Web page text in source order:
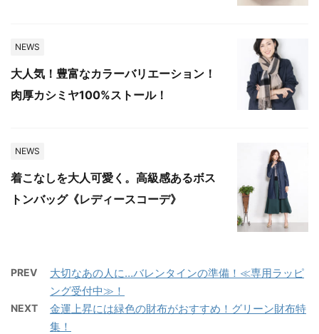
NEWS
大人気！豊富なカラーバリエーション！
肉厚カシミヤ100%ストール！
NEWS
着こなしを大人可愛く。高級感あるボス
トンバッグ《レディースコーデ》
PREV
大切なあの人に…バレンタインの準備！≪専用ラッピ
ング受付中≫！
NEXT
金運上昇には緑色の財布がおすすめ！グリーン財布特
集！